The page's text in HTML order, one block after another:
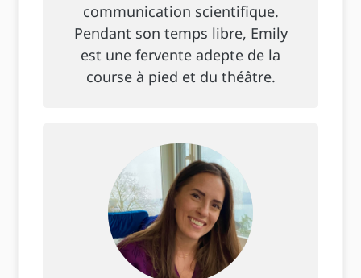
communication scientifique.
Pendant son temps libre, Emily
est une fervente adepte de la
course à pied et du théâtre.